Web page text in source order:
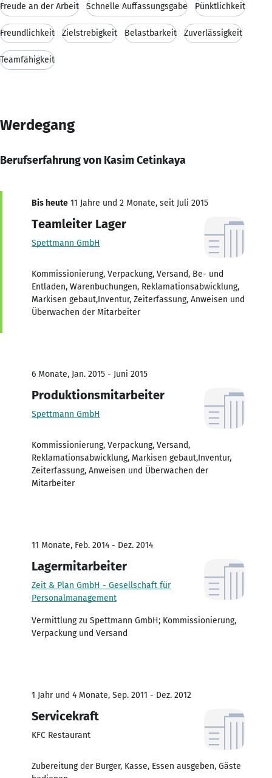
Freude an der Arbeit Schnelle Auffassungsgabe Pünktlichkeit
Freundlichkeit Zielstrebigkeit Belastbarkeit Zuverlässigkeit
Teamfähigkeit
Werdegang
Berufserfahrung von Kasim Cetinkaya
Bis heute 11 Jahre und 2 Monate, seit Juli 2015
Teamleiter Lager
Spettmann GmbH
Kommissionierung, Verpackung, Versand, Be- und
Entladen, Warenbuchungen, Reklamationsabwicklung,
Markisen gebaut,Inventur, Zeiterfassung, Anweisen und
Überwachen der Mitarbeiter
6 Monate, Jan. 2015 - Juni 2015
Produktionsmitarbeiter
Spettmann GmbH
Kommissionierung, Verpackung, Versand,
Reklamationsabwicklung, Markisen gebaut,Inventur,
Zeiterfassung, Anweisen und Überwachen der
Mitarbeiter
11 Monate, Feb. 2014 - Dez. 2014
Lagermitarbeiter
Zeit & Plan GmbH - Gesellschaft für
Personalmanagement
Vermittlung zu Spettmann GmbH; Kommissionierung,
Verpackung und Versand
1 Jahr und 4 Monate, Sep. 2011 - Dez. 2012
Servicekraft
KFC Restaurant
Zubereitung der Burger, Kasse, Essen ausgeben, Gäste